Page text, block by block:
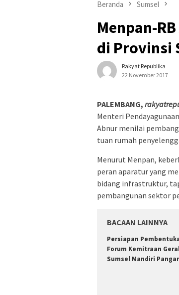
Beranda Sumsel
Menpan-
di Provinsi
Rakyat Republika
22 November 2017
PALEMBANG,
Menteri
Abnur menilai
tuan rumah
Menurut Menpan,
peran aparatur yang
bidang infrastruktur,
pembangunan sektor
BACAAN LAINNYA
Persiapan
Forum Kemitraan
Sumsel Mandiri